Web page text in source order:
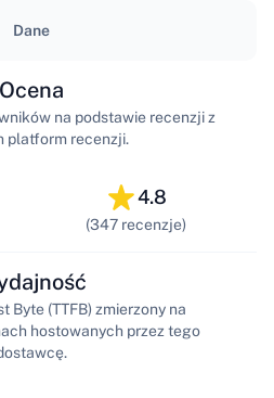
Dane
Ocena
na podstawie recenzji z
platform recenzji.
4.8
(347 recenzje)
Byte (TTFB) zmierzony na
hostowanych przez tego